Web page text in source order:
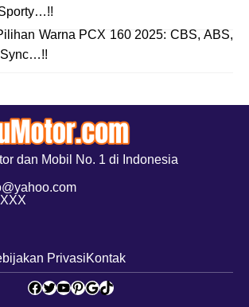
Warna PCX 160 2025: CBS, ABS,
dan Mobil No. 1 di Indonesia
PrivasiKontak
Facebook
Twitter
YouTube
Pinterest
Google
TikTok